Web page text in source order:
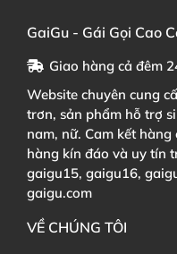
GaiGu - Gái Gọi Cao
Giao hàng cả đêm
Website chuyên cung
trơn, sản phẩm hỗ trợ
nam, nữ. Cam kết
hàng kín đáo và uy tín
gaigu15, gaigu16,
gaigu.com
VỀ CHÚNG TÔI